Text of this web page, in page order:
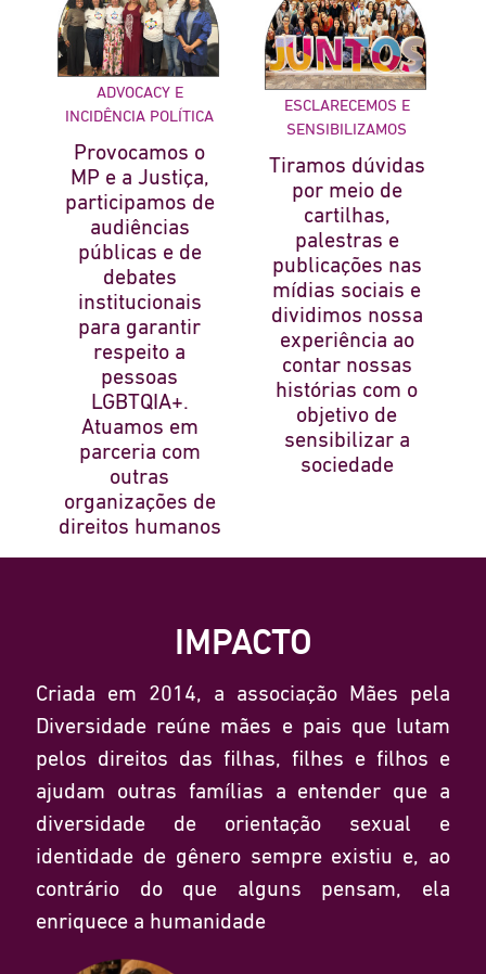
ADVOCACY E
INCIDÊNCIA POLÍTICA
Provocamos o
MP e a Justiça,
participamos de
audiências
públicas e de
debates
institucionais
para garantir
respeito a
pessoas
LGBTQIA+.
Atuamos em
parceria com
outras
organizações de
direitos humanos
ESCLARECEMOS E
SENSIBILIZAMOS
Tiramos dúvidas
por meio de
cartilhas,
palestras e
publicações nas
mídias sociais e
dividimos nossa
experiência ao
contar nossas
histórias com o
objetivo de
sensibilizar a
sociedade
IMPACTO
Criada em 2014, a associação Mães pela
Diversidade reúne mães e pais que lutam
pelos direitos das filhas, filhes e filhos e
ajudam outras famílias a entender que a
diversidade de orientação sexual e
identidade de gênero sempre existiu e, ao
contrário do que alguns pensam, ela
enriquece a humanidade